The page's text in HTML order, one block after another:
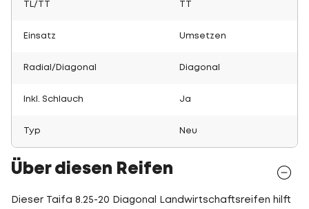
TL/TT
Einsatz Umsetzen
Radial/Diagonal Diagonal
Inkl. Schlauch Ja
Typ Neu
Über diesen Reifen
Dieser Taifa 8.25-20 Diagonal Landwirtschaftsreifen hilft